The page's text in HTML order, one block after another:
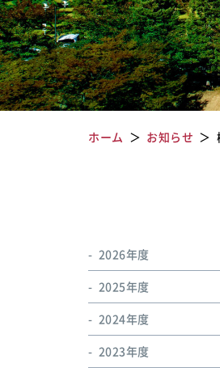
ホーム お知らせ
2026年度
2025年度
2024年度
2023年度